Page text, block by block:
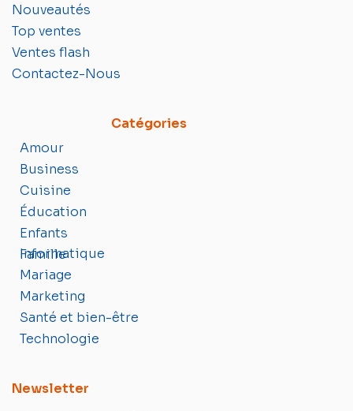
Nouveautés
Top ventes
Ventes flash
Contactez-Nous
Catégories
Amour
Business
Cuisine
Éducation
Enfants
Famille
Informatique
Mariage
Marketing
Santé et bien-être
Technologie
Newsletter